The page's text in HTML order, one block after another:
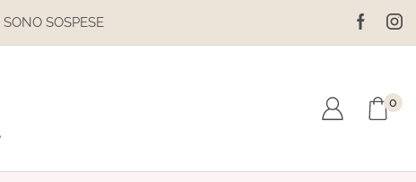
IL SITO È IN MANUTENZIONE.
0